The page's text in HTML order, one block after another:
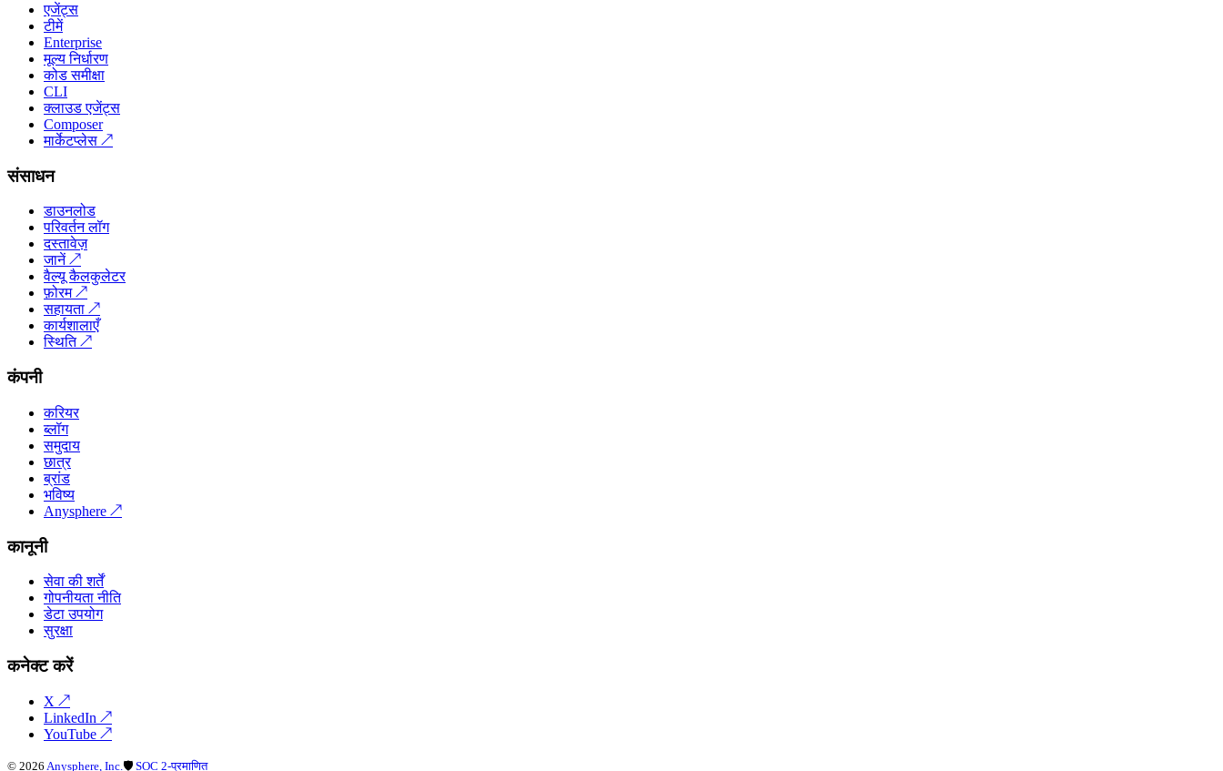
एजेंट्स
टीमें
Enterprise
मूल्य निर्धारण
कोड समीक्षा
CLI
क्लाउड एजेंट्स
Composer
मार्केटप्लेस ↗
संसाधन
डाउनलोड
परिवर्तन लॉग
दस्तावेज़
जानें↗
वैल्यू कैलकुलेटर
फ़ोरम↗
सहायता ↗
कार्यशालाएँ
स्थिति↗
कंपनी
करियर
ब्लॉग
समुदाय
छात्र
ब्रांड
भविष्य
Anysphere ↗
कानूनी
सेवा की शर्तें
गोपनीयता नीति
डेटा उपयोग
सुरक्षा
कनेक्ट करें
X ↗
LinkedIn ↗
YouTube ↗
© 2026 Anysphere, Inc. 🛡 SOC 2-प्रमाणित